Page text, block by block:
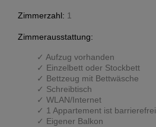
Zimmerzahl: 1
Zimmerausstattung:
Aufzug vorhanden
Einzelbett oder Stockbett
Bettzeug mit Bettwäsche
Schreibtisch
WLAN/Internet
1 Appartement ist barrierefrei
Eigener Balkon